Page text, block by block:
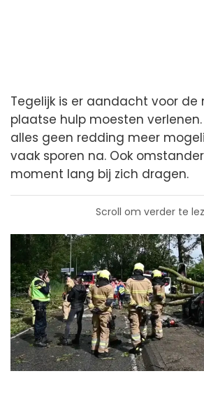
Tegelijk is er aandacht voor de
plaatse hulp moesten verlenen.
alles geen redding meer
vaak sporen na. Ook
moment lang bij zich dragen.
Scroll om verder te